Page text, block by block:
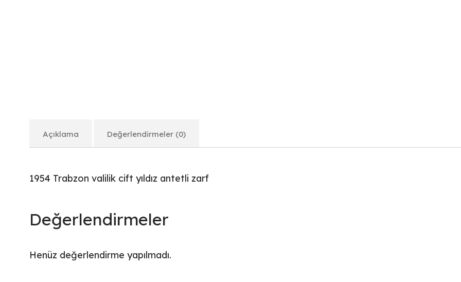
Açıklama Değerlendirmeler (0)
1954 Trabzon valilik cift yıldız antetli zarf
Değerlendirmeler
Henüz değerlendirme yapılmadı.